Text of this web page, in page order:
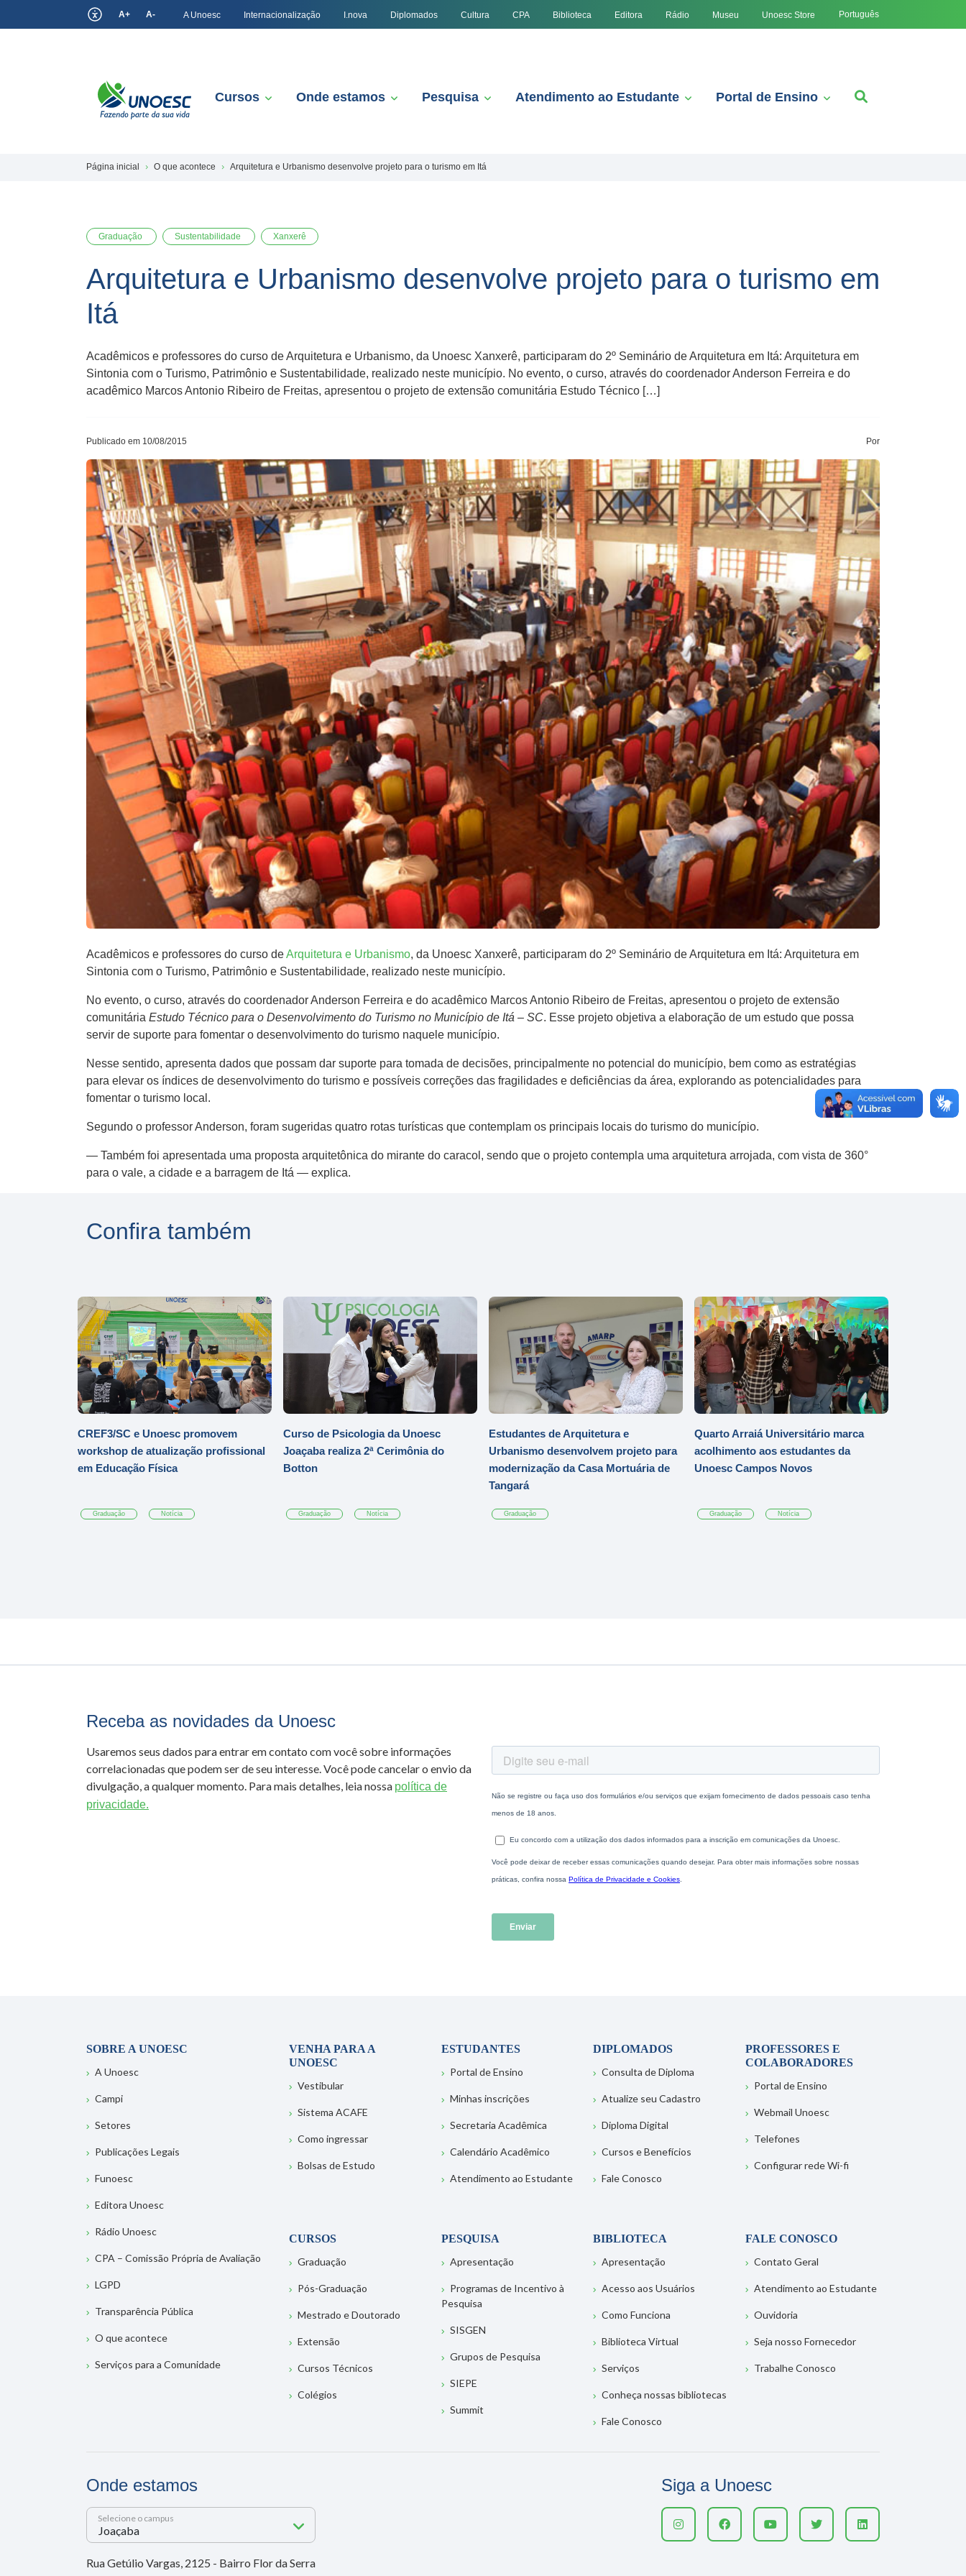
A+ A- A Unoesc Internacionalização I.nova Diplomados Cultura CPA Biblioteca Editora Rádio Museu Unoesc Store Português
Cursos Onde estamos Pesquisa Atendimento ao Estudante Portal de Ensino
Página inicial O que acontece Arquitetura e Urbanismo desenvolve projeto para o turismo em Itá
Graduação Sustentabilidade Xanxerê
Arquitetura e Urbanismo desenvolve projeto para o turismo em
Itá
Acadêmicos e professores do curso de Arquitetura e Urbanismo, da Unoesc Xanxerê, participaram do 2º Seminário de Arquitetura em Itá: Arquitetura em
Sintonia com o Turismo, Patrimônio e Sustentabilidade, realizado neste município. No evento, o curso, através do coordenador Anderson Ferreira e do
acadêmico Marcos Antonio Ribeiro de Freitas, apresentou o projeto de extensão comunitária Estudo Técnico […]
Publicado em 10/08/2015 Por
Acadêmicos e professores do curso deArquitetura e Urbanismo, da Unoesc Xanxerê, participaram do 2º Seminário de Arquitetura em Itá: Arquitetura em
Sintonia com o Turismo, Patrimônio e Sustentabilidade, realizado neste município.
No evento, o curso, através do coordenador Anderson Ferreira e do acadêmico Marcos Antonio Ribeiro de Freitas, apresentou o projeto de extensão
comunitária Estudo Técnico para o Desenvolvimento do Turismo no Município de Itá – SC. Esse projeto objetiva a elaboração de um estudo que possa
servir de suporte para fomentar o desenvolvimento do turismo naquele município.
Nesse sentido, apresenta dados que possam dar suporte para tomada de decisões, principalmente no potencial do município, bem como as estratégias
para elevar os índices de desenvolvimento do turismo e possíveis correções das fragilidades e deficiências da área, explorando as potencialidades para
fomentar o turismo local.
Segundo o professor Anderson, foram sugeridas quatro rotas turísticas que contemplam os principais locais do turismo do município.
— Também foi apresentada uma proposta arquitetônica do mirante do caracol, sendo que o projeto contempla uma arquitetura arrojada, com vista de 360°
para o vale, a cidade e a barragem de Itá — explica.
Confira também
CREF3/SC e Unoesc promovem
workshop de atualização profissional
em Educação Física
Graduação Notícia
Curso de Psicologia da Unoesc
Joaçaba realiza 2ª Cerimônia do
Botton
Graduação Notícia
Estudantes de Arquitetura e
Urbanismo desenvolvem projeto para
modernização da Casa Mortuária de
Tangará
Graduação
Quarto Arraiá Universitário marca
acolhimento aos estudantes da
Unoesc Campos Novos
Graduação Notícia
Receba as novidades da Unoesc
Usaremos seus dados para entrar em contato com você sobre informações
correlacionadas que podem ser de seu interesse. Você pode cancelar o envio da
divulgação, a qualquer momento. Para mais detalhes, leia nossa política de
privacidade.
SOBRE A UNOESC
A Unoesc
Campi
Setores
Publicações Legais
Funoesc
Editora Unoesc
Rádio Unoesc
CPA – Comissão Própria de Avaliação
LGPD
Transparência Pública
O que acontece
Serviços para a Comunidade
VENHA PARA A
UNOESC
Vestibular
Sistema ACAFE
Como ingressar
Bolsas de Estudo
ESTUDANTES
Portal de Ensino
Minhas inscrições
Secretaria Acadêmica
Calendário Acadêmico
Atendimento ao Estudante
DIPLOMADOS
Consulta de Diploma
Atualize seu Cadastro
Diploma Digital
Cursos e Benefícios
Fale Conosco
PROFESSORES E
COLABORADORES
Portal de Ensino
Webmail Unoesc
Telefones
Configurar rede Wi-fi
CURSOS
Graduação
Pós-Graduação
Mestrado e Doutorado
Extensão
Cursos Técnicos
Colégios
PESQUISA
Apresentação
Programas de Incentivo à
Pesquisa
SISGEN
Grupos de Pesquisa
SIEPE
Summit
BIBLIOTECA
Apresentação
Acesso aos Usuários
Como Funciona
Biblioteca Virtual
Serviços
Conheça nossas bibliotecas
Fale Conosco
FALE CONOSCO
Contato Geral
Atendimento ao Estudante
Ouvidoria
Seja nosso Fornecedor
Trabalhe Conosco
Onde estamos
Selecione o campus
Rua Getúlio Vargas, 2125 - Bairro Flor da Serra
Siga a Unoesc